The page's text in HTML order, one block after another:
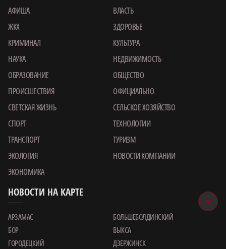
АФИША
ВЛАСТЬ
ЖКХ
ЗДОРОВЬЕ
КРИМИНАЛ
КУЛЬТУРА
НАУКА
НЕДВИЖИМОСТЬ
ОБРАЗОВАНИЕ
ОБЩЕСТВО
ПРОИСШЕСТВИЯ
ОФИЦИАЛЬНО
СВЕТСКАЯ ЖИЗНЬ
СЕЛЬСКОЕ ХОЗЯЙСТВО
СПОРТ
ТЕХНОЛОГИИ
ТРАНСПОРТ
ТУРИЗМ
ЭКОЛОГИЯ
НОВОСТИ КОМПАНИИ
ЭКОНОМИКА
НОВОСТИ НА КАРТЕ
АРЗАМАС
БОЛЬШЕБОЛДИНСКИЙ
БОР
ВЫКСА
ГОРОДЕЦКИЙ
ДЗЕРЖИНСК